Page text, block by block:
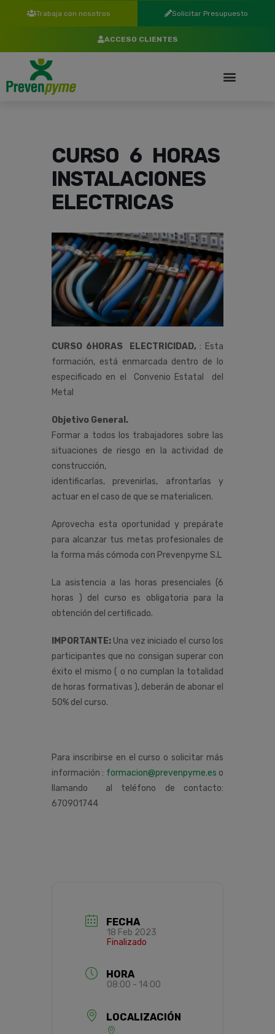
Trabaja con nosotros Solicitar Presupuesto
ACCESO CLIENTES
CURSO 6 HORAS
INSTALACIONES
ELECTRICAS
CURSO 6HORAS ELECTRICIDAD, : Esta
formación, está enmarcada dentro de
lo
especificado en el Convenio Estatal del
Metal
Objetivo General.
Formar a todos los trabajadores sobre las
situaciones de riesgo en la actividad de
construcción,
identificarlas, prevenirlas, afrontarlas y
actuar en el caso de que se materialicen.
Aprovecha esta oportunidad y prepárate
para alcanzar tus metas profesionales de
la forma más cómoda con Prevenpyme S.L
La asistencia a las horas presenciales (6
horas ) del curso es obligatoria para la
obtención del certificado.
IMPORTANTE: Una vez iniciado el curso los
participantes que no consigan superar con
éxito el mismo ( o no cumplan la totalidad
de horas formativas ), deberán de abonar el
50% del curso.
Para inscribirse en el curso o solicitar más
información : formacion@prevenpyme.es o
llamando al teléfono de contacto:
670901744
FECHA
18 Feb 2023
Finalizado
HORA
08:00 - 14:00
LOCALIZACIÓN